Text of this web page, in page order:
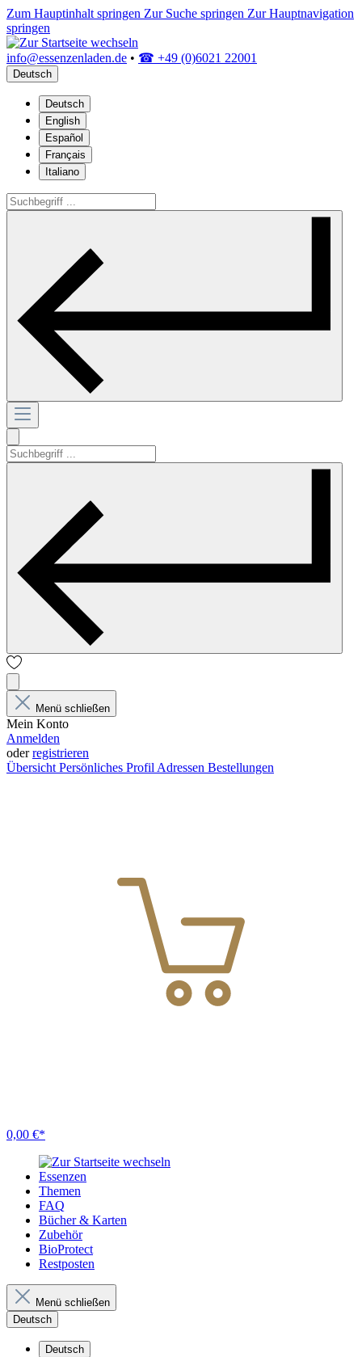
Zum Hauptinhalt springen Zur Suche springen Zur Hauptnavigation
springen
info@essenzenladen.de • ☎ +49 (0)6021 22001
Deutsch
Deutsch
English
Español
Français
Italiano
Menü schließen
Mein Konto
Anmelden
oderregistrieren
Übersicht Persönliches Profil Adressen Bestellungen
0,00 €*
Essenzen
Themen
FAQ
Bücher & Karten
Zubehör
BioProtect
Restposten
Menü schließen
Deutsch
Deutsch